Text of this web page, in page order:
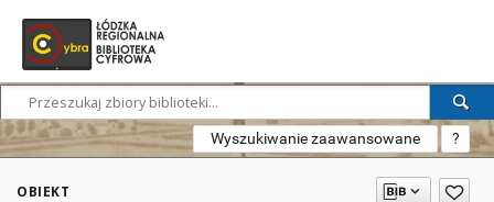
Wyszukiwanie zaawansowane ?
OBIEKT